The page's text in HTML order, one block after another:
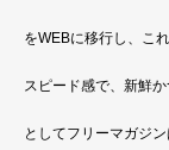
をWEBに移行し、こ
スピード感で、新鮮
としてフリーマガジ